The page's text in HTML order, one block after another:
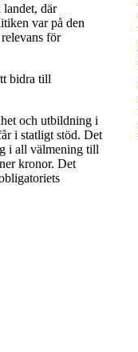
där
var på den
för
bidra till
och utbildning i
i statligt stöd. Det
i all välmening till
kronor. Det